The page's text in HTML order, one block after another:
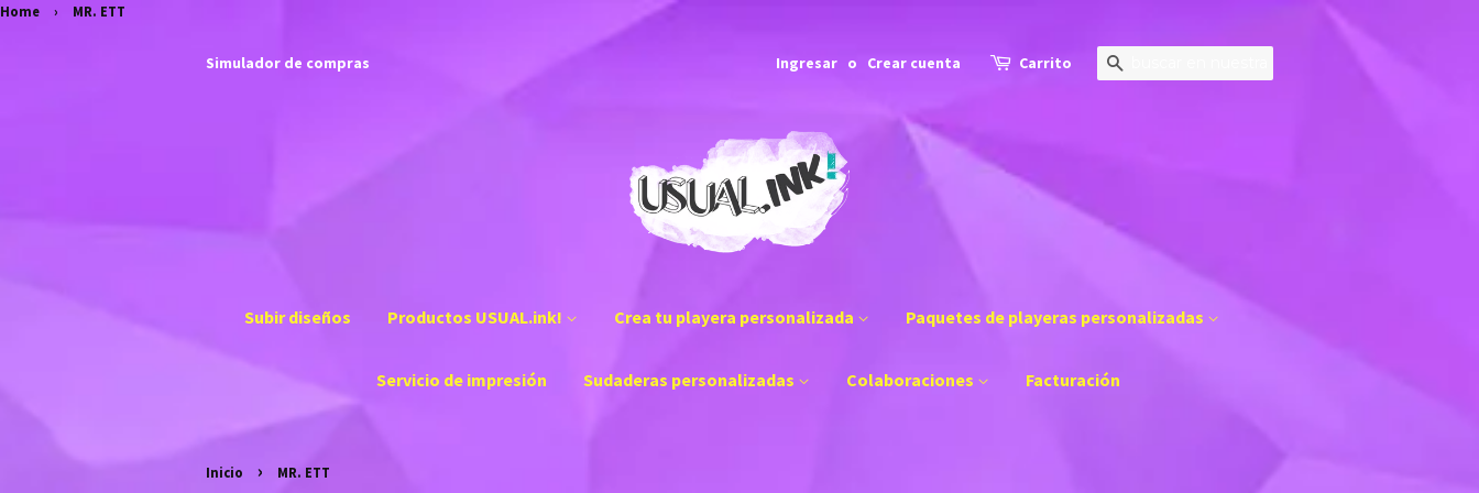
Home › MR. ETT
Simulador de compras Ingresar o Crear cuenta Carrito
Subir diseños Productos USUAL.ink! Crea tu playera personalizada Paquetes de playeras personalizadas
Servicio de impresión Sudaderas personalizadas Colaboraciones Facturación
Inicio › MR. ETT